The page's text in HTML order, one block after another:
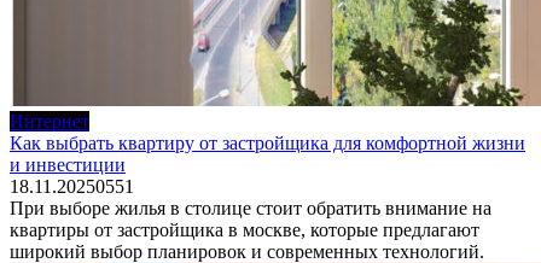
Интернет
Как выбрать квартиру от застройщика для комфортной жизни
и инвестиции
18.11.20250551
При выборе жилья в столице стоит обратить внимание на
квартиры от застройщика в москве, которые предлагают
широкий выбор планировок и современных технологий.